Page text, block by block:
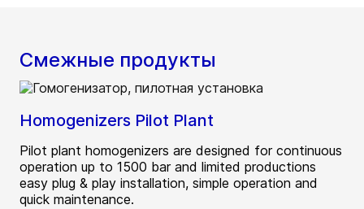
Смежные продукты
Homogenizers Pilot Plant
Pilot plant homogenizers are designed for continuous
operation up to 1500 bar and limited productions
easy plug & play installation, simple operation and
quick maintenance.